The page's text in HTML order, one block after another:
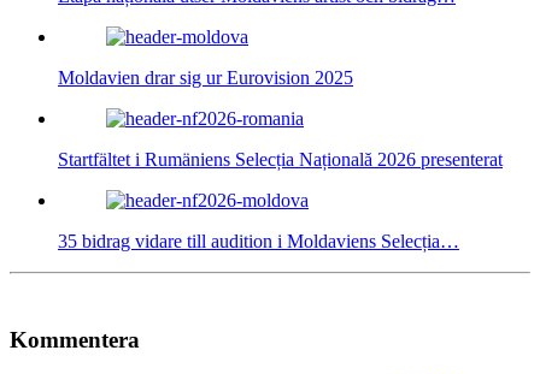
Moldavien drar sig ur Eurovision 2025
Startfältet i Rumäniens Selecția Națională 2026 presenterat
35 bidrag vidare till audition i Moldaviens Selecția…
Kommentera